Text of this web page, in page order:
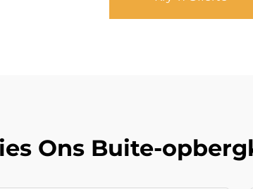
Ons Buite-